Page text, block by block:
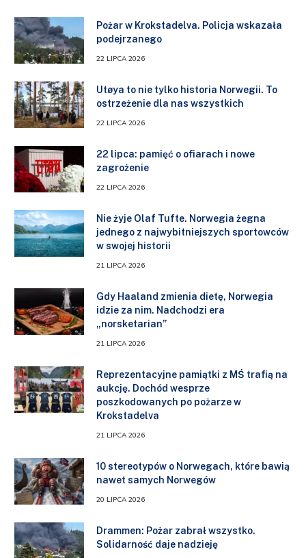
Pożar w Krokstadelva. Policja wskazała
podejrzanego
22 LIPCA 2026
Utøya to nie tylko historia Norwegii. To
ostrzeżenie dla nas wszystkich
22 LIPCA 2026
22 lipca: pamięć o ofiarach i nowe
zagrożenie
22 LIPCA 2026
Nie żyje Olaf Tufte. Norwegia żegna
jednego z najwybitniejszych sportowców
w swojej historii
21 LIPCA 2026
Gdy Haaland zmienia dietę, Norwegia
idzie za nim. Nadchodzi era
„norsketarian”
21 LIPCA 2026
Reprezentacyjne pamiątki z MŚ trafią na
aukcję. Dochód wesprze
poszkodowanych po pożarze w
Krokstadelva
21 LIPCA 2026
10 stereotypów o Norwegach, które bawią
nawet samych Norwegów
20 LIPCA 2026
Drammen: Pożar zabrał wszystko.
Solidarność daje nadzieję